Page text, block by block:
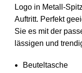
Logo in Metall-
Auftritt. Perfekt
Sie es mit der
lässigen und
Beuteltasche